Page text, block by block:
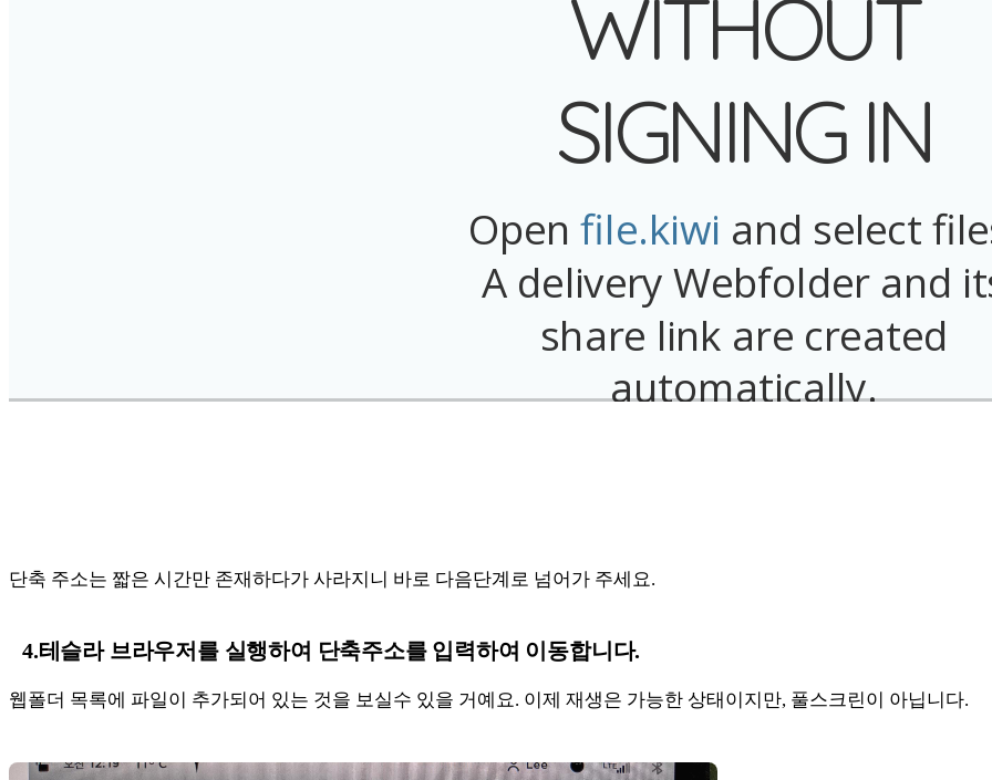
단축 주소는 짧은 시간만 존재하다가 사라지니 바로 다음단계로 넘어가 주세요.
4.테슬라 브라우저를 실행하여 단축주소를 입력하여 이동합니다.
웹폴더 목록에 파일이 추가되어 있는 것을 보실수 있을 거예요. 이제 재생은 가능한 상태이지만, 풀스크린이 아닙니다.